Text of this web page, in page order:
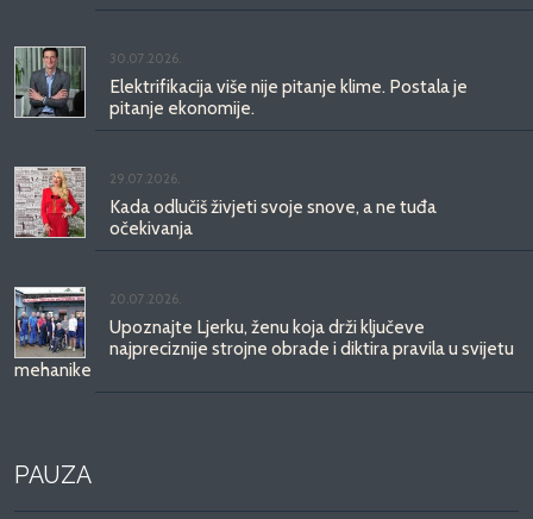
30.07.2026.
Elektrifikacija više nije pitanje klime. Postala je
pitanje ekonomije.
29.07.2026.
Kada odlučiš živjeti svoje snove, a ne tuđa
očekivanja
20.07.2026.
Upoznajte Ljerku, ženu koja drži ključeve
najpreciznije strojne obrade i diktira pravila u svijetu
mehanike
PAUZA